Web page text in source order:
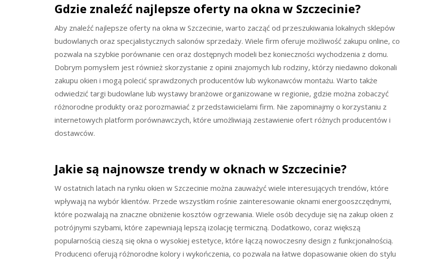
Gdzie znaleźć najlepsze oferty na okna w Szczecinie?
Aby znaleźć najlepsze oferty na okna w Szczecinie, warto zacząć od przeszukiwania lokalnych sklepów
budowlanych oraz specjalistycznych salonów sprzedaży. Wiele firm oferuje możliwość zakupu online, co
pozwala na szybkie porównanie cen oraz dostępnych modeli bez konieczności wychodzenia z domu.
Dobrym pomysłem jest również skorzystanie z opinii znajomych lub rodziny, którzy niedawno dokonali
zakupu okien i mogą polecić sprawdzonych producentów lub wykonawców montażu. Warto także
odwiedzić targi budowlane lub wystawy branżowe organizowane w regionie, gdzie można zobaczyć
różnorodne produkty oraz porozmawiać z przedstawicielami firm. Nie zapominajmy o korzystaniu z
internetowych platform porównawczych, które umożliwiają zestawienie ofert różnych producentów i
dostawców.
Jakie są najnowsze trendy w oknach w Szczecinie?
W ostatnich latach na rynku okien w Szczecinie można zauważyć wiele interesujących trendów, które
wpływają na wybór klientów. Przede wszystkim rośnie zainteresowanie oknami energooszczędnymi,
które pozwalają na znaczne obniżenie kosztów ogrzewania. Wiele osób decyduje się na zakup okien z
potrójnymi szybami, które zapewniają lepszą izolację termiczną. Dodatkowo, coraz większą
popularnością cieszą się okna o wysokiej estetyce, które łączą nowoczesny design z funkcjonalnością.
Producenci oferują różnorodne kolory i wykończenia, co pozwala na łatwe dopasowanie okien do stylu